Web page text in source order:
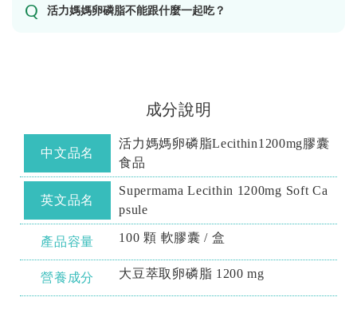
活力媽媽卵磷脂不能跟什麼一起吃？
成分說明
中文品名
活力媽媽卵磷脂Lecithin1200mg膠囊
食品
英文品名
Supermama Lecithin 1200mg Soft Ca
psule
產品容量 100 顆 軟膠囊 / 盒
營養成分 大豆萃取卵磷脂 1200 mg